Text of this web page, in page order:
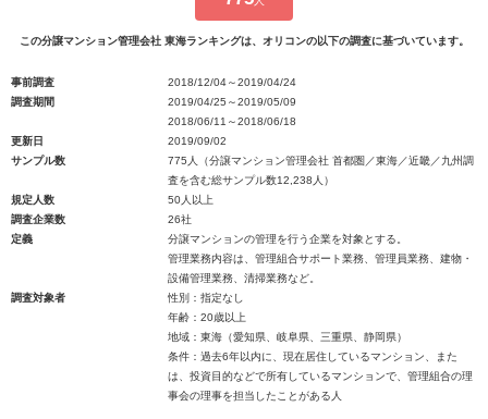
この分譲マンション管理会社 東海ランキングは、オリコンの以下の調査に基づいています。
事前調査
2018/12/04～2019/04/24
調査期間
2019/04/25～2019/05/09
2018/06/11～2018/06/18
更新日
2019/09/02
サンプル数
775人（分譲マンション管理会社 首都圏／東海／近畿／九州調
査を含む総サンプル数12,238人）
規定人数
50人以上
調査企業数
26社
定義
分譲マンションの管理を行う企業を対象とする。
管理業務内容は、管理組合サポート業務、管理員業務、建物・
設備管理業務、清掃業務など。
調査対象者
性別：指定なし
年齢：20歳以上
地域：東海（愛知県、岐阜県、三重県、静岡県）
条件：過去6年以内に、現在居住しているマンション、また
は、投資目的などで所有しているマンションで、管理組合の理
事会の理事を担当したことがある人